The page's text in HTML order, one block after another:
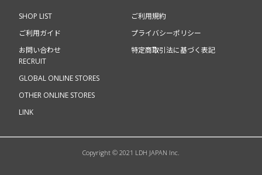
SHOP LIST
ご利用ガイド
お問い合わせ
ご利用規約
プライバシーポリシー
特定商取引法に基づく表記
RECRUIT
GLOBAL ONLINE STORES
OTHER ONLINE STORES
LINK
Copyright © 2021 LDH JAPAN Inc.